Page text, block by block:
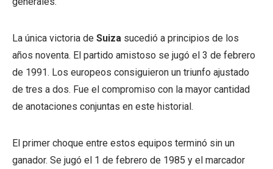
La única victoria de Suiza sucedió a principios de los
años noventa. El partido amistoso se jugó el 3 de febrero
de 1991. Los europeos consiguieron un triunfo ajustado
de tres a dos. Fue el compromiso con la mayor cantidad
de anotaciones conjuntas en este historial.
El primer choque entre estos equipos terminó sin un
ganador. Se jugó el 1 de febrero de 1985 y el marcador